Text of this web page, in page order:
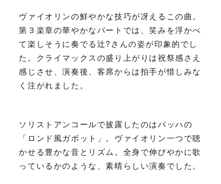
ヴァイオリンの鮮やかな技巧が冴えるこの曲。
第３楽章の華やかなパートでは、笑みを浮かべ
て楽しそうに奏でる辻?さんの姿が印象的でし
た。クライマックスの盛り上がりは祝祭感さえ
感じさせ、演奏後、客席からは拍手が惜しみな
く注がれました。
ソリストアンコールで披露したのはバッハの
「ロンド風ガボット」。ヴァイオリン一つで聴
かせる豊かな音とリズム。全身で伸びやかに歌
っているかのような、素晴らしい演奏でした。